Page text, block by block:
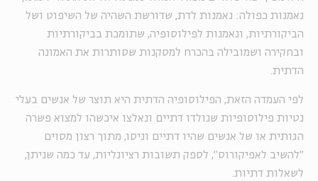
נאמנות כפולה: נאמנות לדת, שדורשת השהיה של השיפוט ושל
הביקורתיות, ונאמנות לפילוסופיה, שתומכת בביקורתיות
ובחקירה ושמובילה בהכרח למסקנות שסותרות את האמונה
הדתית.
לפי העמדה הזאת, הפילוסופיה הדתית היא תוצר של אנשים בעלי
נטיות פילוסופיות שנולדו דתיים ונאלצו איכשהו למצוא פשרה
הגותית או של אנשים שהיו דתיים וניסו, מתוך רצון מסוים
״להשיב לאפיקורוס״, לספק תשובות רציונליות, עד כמה שניתן,
לשאלות דתיות